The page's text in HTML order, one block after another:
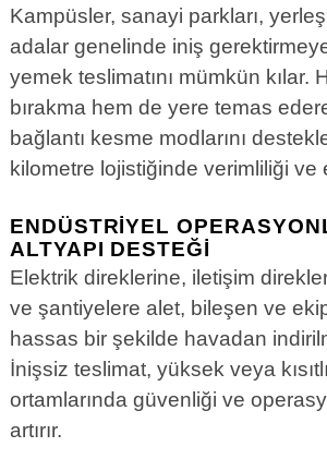
Kampüsler, sanayi parkları,
adalar genelinde iniş
yemek teslimatını mümkün kılar.
bırakma hem de yere temas
bağlantı kesme modlarını
kilometre lojistiğinde verimliliği ve
ENDÜSTRIYEL
ALTYAPI DESTEĞI
Elektrik direklerine, iletişim
ve şantiyelere alet, bileşen ve
hassas bir şekilde havadan
İnişsiz teslimat, yüksek veya
ortamlarında güvenliği ve
artırır.